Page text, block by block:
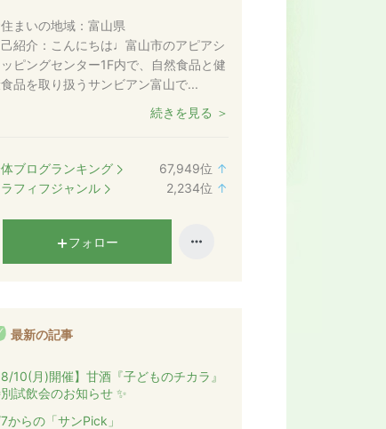
まいの地域： 富山県
紹介： こんにちは♩富山市のアピアシ
ッピングセンター1F内で、自然食品と健
食品を取り扱うサンビアン富山で...
続きを見る ＞
ブログランキング 67,949位 ↑
フィフジャンル 2,234位 ↑
フォロー
最新の記事
8/10(月)開催】甘酒『子どものチカラ』
試飲会のお知らせ ✨
からの「サンPick」